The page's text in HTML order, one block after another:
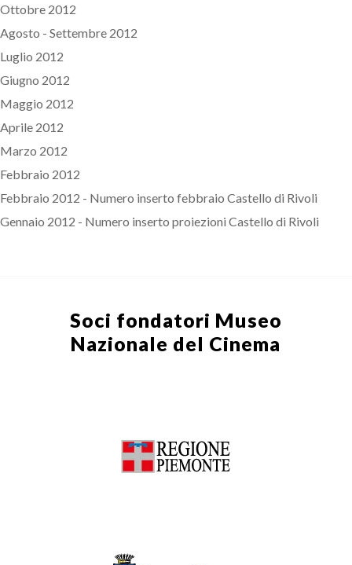
Ottobre 2012
Agosto - Settembre 2012
Luglio 2012
Giugno 2012
Maggio 2012
Aprile 2012
Marzo 2012
Febbraio 2012
Febbraio 2012 - Numero inserto febbraio Castello di Rivoli
Gennaio 2012 - Numero inserto proiezioni Castello di Rivoli
Soci fondatori Museo
Nazionale del Cinema